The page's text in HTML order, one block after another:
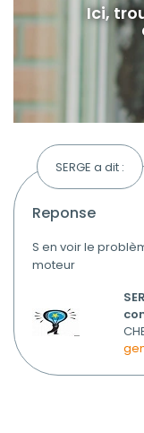
Ici,
SERGE a dit :
reponse
S en voir le
moteur